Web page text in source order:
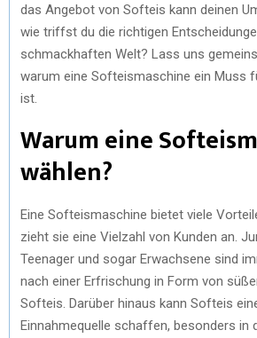
E
O
N
I
T
T
R
)
E
O
N
B
O
O
E
N
E
E
T
das Angebot von Softeis kann deinen
wie triffst du die richtigen
schmackhaften Welt? Lass uns
warum eine Softeismaschine ein Muss
ist.
Warum eine
wählen?
Eine Softeismaschine bietet viele
zieht sie eine Vielzahl von Kunden an.
Teenager und sogar Erwachsene sind
nach einer Erfrischung in Form von
Softeis. Darüber hinaus kann Softeis
Einnahmequelle schaffen, besonders in